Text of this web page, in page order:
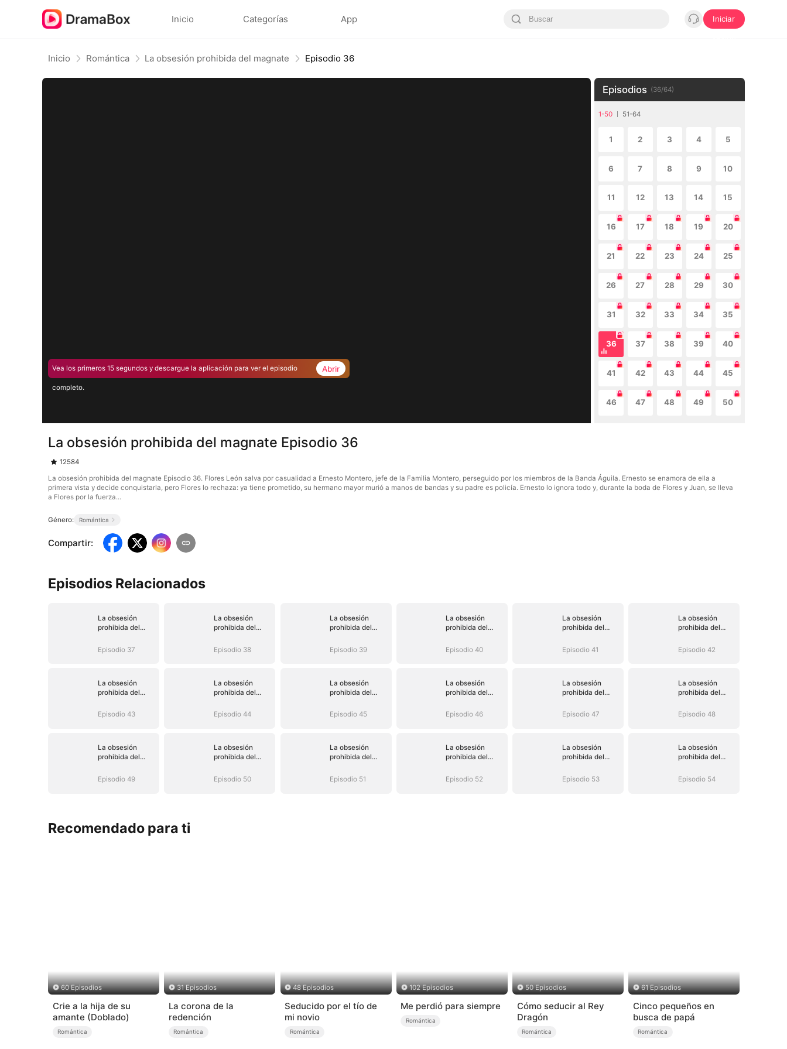
Inicio Categorías App Iniciar
Inicio Romántica La obsesión prohibida del magnate Episodio 36
Vea los primeros 15 segundos y descargue la aplicación para ver el episodio
completo.
Abrir
Episodios (36/64)
1-50 51-64
1 2 3 4 5
6 7 8 9 10
11 12 13 14 15
16 17 18 19 20
21 22 23 24 25
26 27 28 29 30
31 32 33 34 35
36 37 38 39 40
41 42 43 44 45
46 47 48 49 50
La obsesión prohibida del magnate Episodio 36
12584
La obsesión prohibida del magnate Episodio 36. Flores León salva por casualidad a Ernesto Montero, jefe de la Familia Montero, perseguido por los miembros de la Banda Águila. Ernesto se enamora de ella a
primera vista y decide conquistarla, pero Flores lo rechaza: ya tiene prometido, su hermano mayor murió a manos de bandas y su padre es policía. Ernesto lo ignora todo y, durante la boda de Flores y Juan, se lleva
a Flores por la fuerza...
Género: Romántica
Compartir:
Episodios Relacionados
La obsesión
prohibida del
Episodio 37
La obsesión
prohibida del
Episodio 38
La obsesión
prohibida del
Episodio 39
La obsesión
prohibida del
Episodio 40
La obsesión
prohibida del
Episodio 41
La obsesión
prohibida del
Episodio 42
La obsesión
prohibida del
Episodio 43
La obsesión
prohibida del
Episodio 44
La obsesión
prohibida del
Episodio 45
La obsesión
prohibida del
Episodio 46
La obsesión
prohibida del
Episodio 47
La obsesión
prohibida del
Episodio 48
La obsesión
prohibida del
Episodio 49
La obsesión
prohibida del
Episodio 50
La obsesión
prohibida del
Episodio 51
La obsesión
prohibida del
Episodio 52
La obsesión
prohibida del
Episodio 53
La obsesión
prohibida del
Episodio 54
Recomendado para ti
60 Episodios
Crie a la hija de su
amante (Doblado)
Romántica
31 Episodios
La corona de la
redención
Romántica
48 Episodios
Seducido por el tío de
mi novio
Romántica
102 Episodios
Me perdió para siempre
Romántica
50 Episodios
Cómo seducir al Rey
Dragón
Romántica
61 Episodios
Cinco pequeños en
busca de papá
Romántica